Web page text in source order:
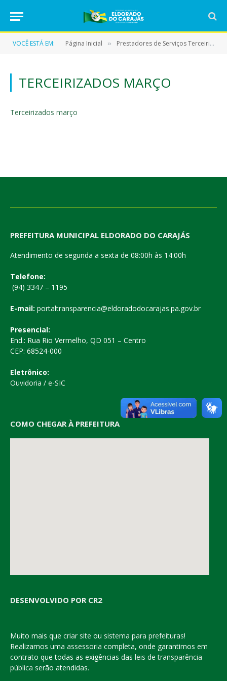
VOCÊ ESTÁ EM: Página Inicial » Prestadores de Serviços Terceirizados
TERCEIRIZADOS MARÇO
Terceirizados março
PREFEITURA MUNICIPAL ELDORADO DO CARAJÁS
Atendimento de segunda a sexta de 08:00h às 14:00h
Telefone:
(94) 3347 – 1195
E-mail: portaltransparencia@eldoradodocarajas.pa.gov.br
Presencial:
End.: Rua Rio Vermelho, QD 051 – Centro
CEP: 68524-000
Eletrônico:
Ouvidoria / e-SIC
COMO CHEGAR À PREFEITURA
DESENVOLVIDO POR CR2
Muito mais que criar site ou sistema para prefeituras!
Realizamos uma assessoria completa, onde garantimos em
contrato que todas as exigências das leis de transparência
pública serão atendidas.